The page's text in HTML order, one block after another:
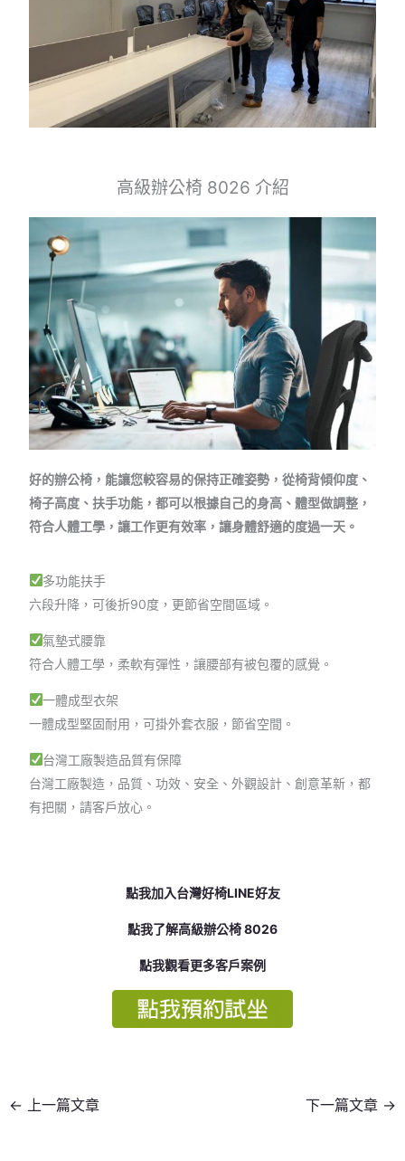
高級辦公椅 8026 介紹
好的辦公椅，能讓您較容易的保持正確姿勢，從椅背傾仰度、
椅子高度、扶手功能，都可以根據自己的身高、體型做調整，
符合人體工學，讓工作更有效率，讓身體舒適的度過一天。
多功能扶手
六段升降，可後折90度，更節省空間區域。
氣墊式腰靠
符合人體工學，柔軟有彈性，讓腰部有被包覆的感覺。
一體成型衣架
一體成型堅固耐用，可掛外套衣服，節省空間。
台灣工廠製造品質有保障
台灣工廠製造，品質、功效、安全、外觀設計、創意革新，都
有把關，請客戶放心。
點我加入台灣好椅LINE好友
點我了解高級辦公椅 8026
點我觀看更多客戶案例
← 上一篇文章 下一篇文章 →